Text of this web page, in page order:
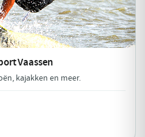
Vaassen
kajakken en meer.